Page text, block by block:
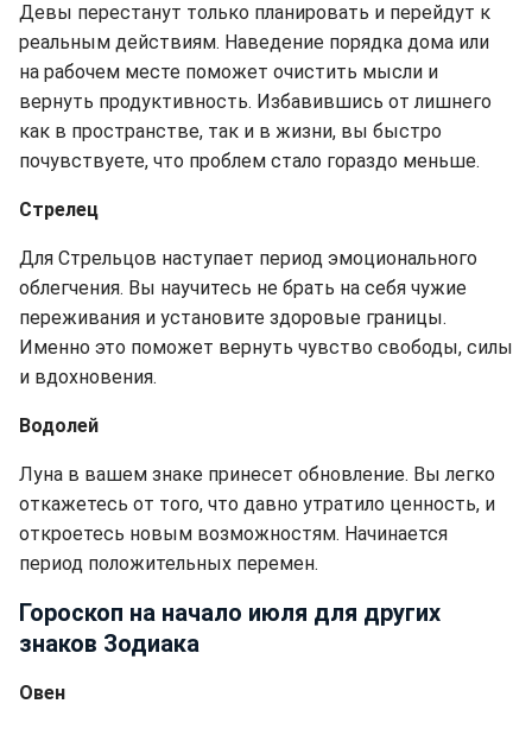
Девы перестанут только планировать и перейдут к
реальным действиям. Наведение порядка дома или
на рабочем месте поможет очистить мысли и
вернуть продуктивность. Избавившись от лишнего
как в пространстве, так и в жизни, вы быстро
почувствуете, что проблем стало гораздо меньше.
Стрелец
Для Стрельцов наступает период эмоционального
облегчения. Вы научитесь не брать на себя чужие
переживания и установите здоровые границы.
Именно это поможет вернуть чувство свободы, силы
и вдохновения.
Водолей
Луна в вашем знаке принесет обновление. Вы легко
откажетесь от того, что давно утратило ценность, и
откроетесь новым возможностям. Начинается
период положительных перемен.
Гороскоп на начало июля для других
знаков Зодиака
Овен